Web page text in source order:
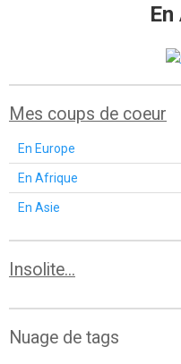
En
Mes coups de coeur
En Europe
En Afrique
En Asie
Insolite...
Nuage de tags